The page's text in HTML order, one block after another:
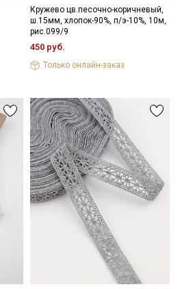
Кружево цв.песочно-коричневый,
ш.15мм, хлопок-90%, п/э-10%, 10м,
рис.099/9
450 руб.
Только онлайн-заказ